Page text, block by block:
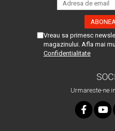
Vreau sa primesc
magazinului. Afla mai
Confidentialitate
Urmareste-ne